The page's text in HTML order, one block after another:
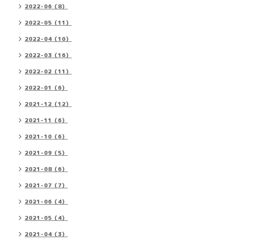
2022-06（8）
2022-05（11）
2022-04（10）
2022-03（16）
2022-02（11）
2022-01（6）
2021-12（12）
2021-11（6）
2021-10（6）
2021-09（5）
2021-08（6）
2021-07（7）
2021-06（4）
2021-05（4）
2021-04（3）